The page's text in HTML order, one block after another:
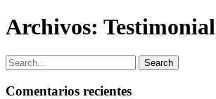
Archivos: Testimonial
Search
Comentarios recientes